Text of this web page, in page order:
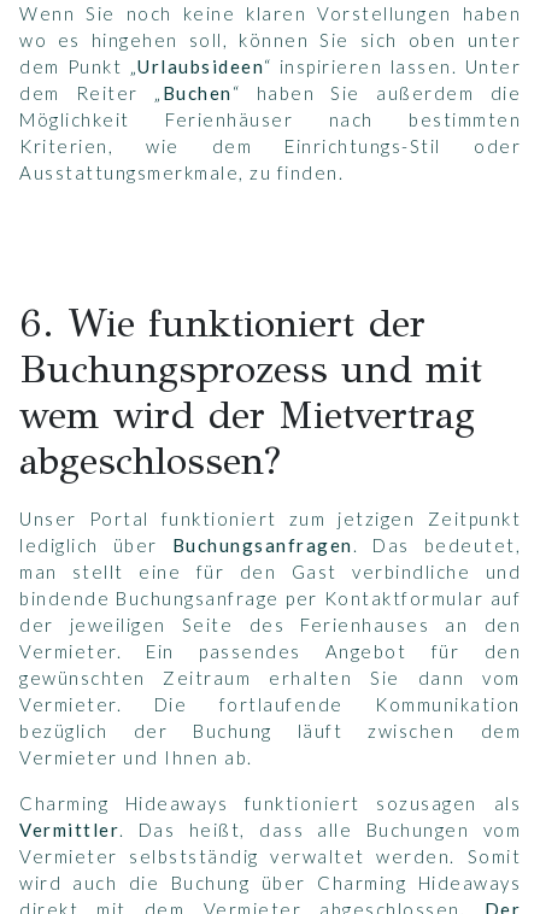
Wenn Sie noch keine klaren Vorstellungen haben
wo es hingehen soll, können Sie sich oben unter
dem Punkt „Urlaubsideen“ inspirieren lassen. Unter
dem Reiter „ Buchen“ haben Sie außerdem die
Möglichkeit Ferienhäuser nach bestimmten
Kriterien, wie dem Einrichtungs-Stil oder
Ausstattungsmerkmale, zu finden.
6. Wie funktioniert der
Buchungsprozess und mit
wem wird der Mietvertrag
abgeschlossen?
Unser Portal funktioniert zum jetzigen Zeitpunkt
lediglich über Buchungsanfragen. Das bedeutet,
man stellt eine für den Gast verbindliche und
bindende Buchungsanfrage per Kontaktformular auf
der jeweiligen Seite des Ferienhauses an den
Vermieter. Ein passendes Angebot für den
gewünschten Zeitraum erhalten Sie dann vom
Vermieter. Die fortlaufende Kommunikation
bezüglich der Buchung läuft zwischen dem
Vermieter und Ihnen ab.
Charming Hideaways funktioniert sozusagen als
Vermittler. Das heißt, dass alle Buchungen vom
Vermieter selbstständig verwaltet werden. Somit
wird auch die Buchung über Charming Hideaways
direkt mit dem Vermieter abgeschlossen. Der